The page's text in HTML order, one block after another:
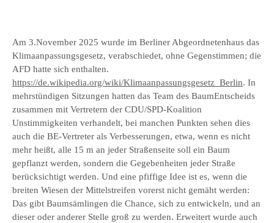
Am 3.November 2025 wurde im Berliner Abgeordnetenhaus das
Klimaanpassungsgesetz, verabschiedet, ohne Gegenstimmen; die
AFD hatte sich enthalten.
https://de.wikipedia.org/wiki/Klimaanpassungsgesetz_Berlin. In
mehrstündigen Sitzungen hatten das Team des BaumEntscheids
zusammen mit Vertretern der CDU/SPD-Koalition
Unstimmigkeiten verhandelt, bei manchen Punkten sehen dies
auch die BE-Vertreter als Verbesserungen, etwa, wenn es nicht
mehr heißt, alle 15 m an jeder Straßenseite soll ein Baum
gepflanzt werden, sondern die Gegebenheiten jeder Straße
berücksichtigt werden. Und eine pfiffige Idee ist es, wenn die
breiten Wiesen der Mittelstreifen vorerst nicht gemäht werden:
Das gibt Baumsämlingen die Chance, sich zu entwickeln, und an
dieser oder anderer Stelle groß zu werden. Erweitert wurde auch